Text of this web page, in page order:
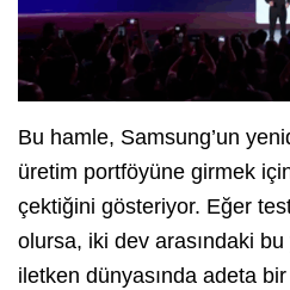
Bu hamle, Samsung’un
üretim portföyüne girmek
çektiğini gösteriyor. Eğer test
olursa, iki dev arasındaki bu
iletken dünyasında adeta bir